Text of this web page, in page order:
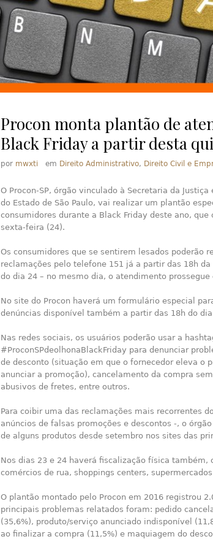
Procon monta plantão de
Black Friday a partir desta
por mwxti em Direito Administrativo, Direito Civil e
O Procon-SP, órgão vinculado à Secretaria da Justiça
do Estado de São Paulo, vai realizar um plantão
consumidores durante a Black Friday deste ano,
sexta-feira (24).
Os consumidores que se sentirem lesados poderão
reclamações pelo telefone 151 já a partir das 18h
do dia 24 – no mesmo dia, o atendimento prossegue
No site do Procon haverá um formulário especial
denúncias disponível também a partir das 18h do
Nas redes sociais, os usuários poderão usar a
#ProconSPdeolhonaBlackFriday para denunciar
de desconto (situação em que o fornecedor eleva o
anunciar a promoção), cancelamento da compra
abusivos de fretes, entre outros.
Para coibir uma das reclamações mais recorrentes
anúncios de falsas promoções e descontos -, o
de alguns produtos desde setembro nos sites das
Nos dias 23 e 24 haverá fiscalização física também,
comércios de rua, shoppings centers,
O plantão montado pelo Procon em 2016 registrou
principais problemas relatados foram: pedido
(35,6%), produto/serviço anunciado indisponível
ao finalizar a compra (11,5%) e maquiagem do